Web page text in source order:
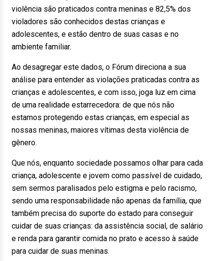
violência são praticados contra meninas e 82,5% dos
violadores são conhecidos destas crianças e
adolescentes, e estão dentro de suas casas e no
ambiente familiar.
Ao desagregar este dados, o Fórum direciona a sua
análise para entender as violações praticadas contra as
crianças e adolescentes, e com isso, joga luz em cima
de uma realidade estarrecedora: de que nós não
estamos protegendo estas crianças, em especial as
nossas meninas, maiores vítimas desta violência de
gênero.
Que nós, enquanto sociedade possamos olhar para cada
criança, adolescente e jovem como passível de cuidado,
sem sermos paralisados pelo estigma e pelo racismo,
sendo uma responsabilidade não apenas da família, que
também precisa do suporte do estado para conseguir
cuidar de suas crianças: da assistência social, de salário
e renda para garantir comida no prato e acesso à saúde
para cuidar de suas meninas.